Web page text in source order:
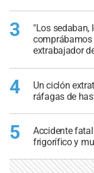
3
"Los sedaban,
comprábamos
extrabajador
4
Un ciclón
ráfagas de
5
Accidente
frigorífico y